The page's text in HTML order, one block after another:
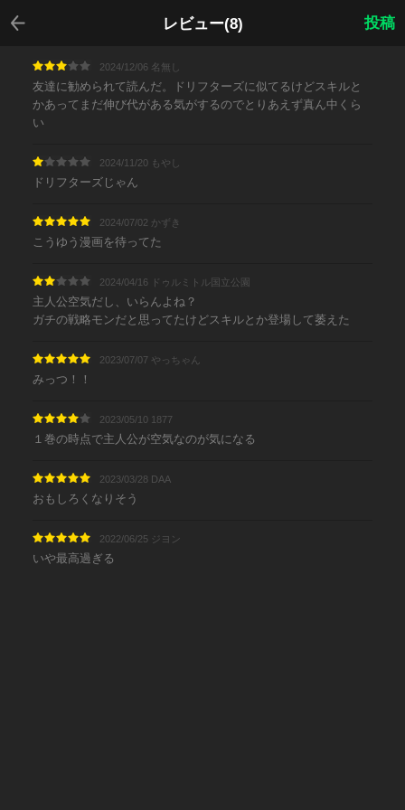
レビュー(8)
戻る
投稿
2024/12/06 名無し
友達に勧められて読んだ。ドリフターズに似てるけどスキルと
かあってまだ伸び代がある気がするのでとりあえず真ん中くら
い
2024/11/20 もやし
ドリフターズじゃん
2024/07/02 かずき
こうゆう漫画を待ってた
2024/04/16 ドゥルミトル国立公園
主人公空気だし、いらんよね？
ガチの戦略モンだと思ってたけどスキルとか登場して萎えた
2023/07/07 やっちゃん
みっつ！！
2023/05/10 1877
１巻の時点で主人公が空気なのが気になる
2023/03/28 DAA
おもしろくなりそう
2022/06/25 ジヨン
いや最高過ぎる